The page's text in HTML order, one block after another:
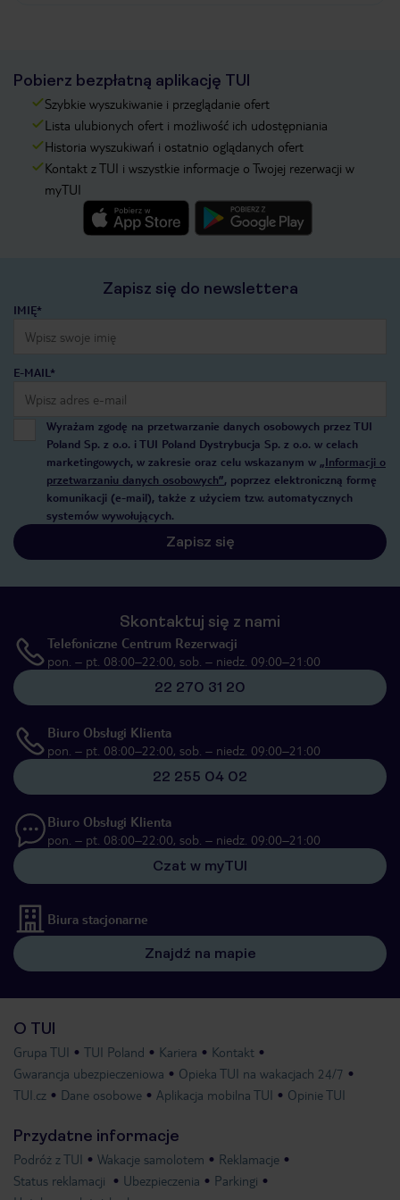
Pobierz bezpłatną aplikację TUI
Szybkie wyszukiwanie i przeglądanie ofert
Lista ulubionych ofert i możliwość ich udostępniania
Historia wyszukiwań i ostatnio oglądanych ofert
Kontakt z TUI i wszystkie informacje o Twojej rezerwacji w
myTUI
Zapisz się do newslettera
IMIĘ*
E-MAIL*
Wyrażam zgodę na przetwarzanie danych osobowych przez TUI
Poland Sp. z o.o. i TUI Poland Dystrybucja Sp. z o.o. w celach
marketingowych, w zakresie oraz celu wskazanym w „Informacji o
przetwarzaniu danych osobowych”, poprzez elektroniczną formę
komunikacji (e-mail), także z użyciem tzw. automatycznych
systemów wywołujących.
Zapisz się
Skontaktuj się z nami
Telefoniczne Centrum Rezerwacji
pon. – pt. 08:00–22:00, sob. – niedz. 09:00–21:00
22 270 31 20
Biuro Obsługi Klienta
pon. – pt. 08:00–22:00, sob. – niedz. 09:00–21:00
22 255 04 02
Biuro Obsługi Klienta
pon. – pt. 08:00–22:00, sob. – niedz. 09:00–21:00
Czat w myTUI
Biura stacjonarne
Znajdź na mapie
O TUI
Grupa TUI TUI Poland Kariera
Kontakt
Gwarancja ubezpieczeniowa
Opieka TUI na wakacjach 24/7
TUI.cz
Dane osobowe Aplikacja mobilna TUI Opinie TUI
Przydatne informacje
Podróż z TUI Wakacje samolotem
Reklamacje
Status reklamacji
Ubezpieczenia
Parkingi